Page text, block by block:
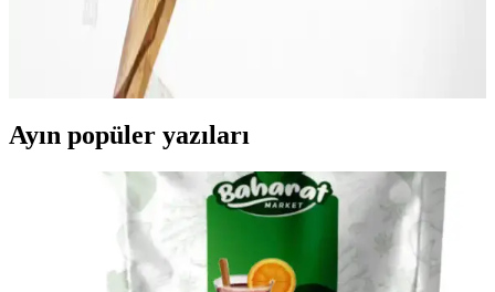
Evde internet performansını artırmak için modem konumu, anten
kullanımı ve ek donanımlar gibi pratik çözümlerle bağlantınızı
Ayın popüler yazıları